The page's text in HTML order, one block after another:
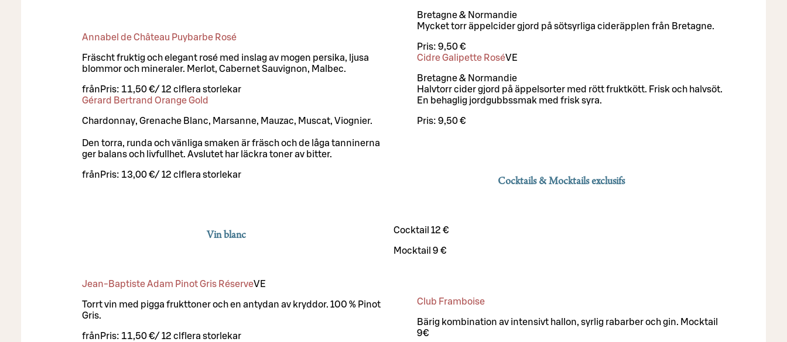
Annabel de Château Puybarbe Rosé
Fräscht fruktig och elegant rosé med inslag av mogen persika, ljusa
blommor och mineraler. Merlot, Cabernet Sauvignon, Malbec.
från Pris: 11,50 €/ 12 cl flera storlekar
Gérard Bertrand Orange Gold
Chardonnay, Grenache Blanc, Marsanne, Mauzac, Muscat, Viognier.
Den torra, runda och vänliga smaken är fräsch och de låga tanninerna
ger balans och livfullhet. Avslutet har läckra toner av bitter.
från Pris: 13,00 €/ 12 cl flera storlekar
Vin blanc
Jean-Baptiste Adam Pinot Gris RéserveVE
Torrt vin med pigga frukttoner och en antydan av kryddor. 100 % Pinot
Gris.
från Pris: 11,50 €/ 12 cl flera storlekar
Bretagne & Normandie
Mycket torr äppelcider gjord på sötsyrliga cideräpplen från Bretagne.
Pris: 9,50 €
Cidre Galipette RoséVE
Bretagne & Normandie
Halvtorr cider gjord på äppelsorter med rött fruktkött. Frisk och halvsöt.
En behaglig jordgubbssmak med frisk syra.
Pris: 9,50 €
Cocktails & Mocktails exclusifs
Cocktail 12 €
Mocktail 9 €
Club Framboise
Bärig kombination av intensivt hallon, syrlig rabarber och gin. Mocktail
9€